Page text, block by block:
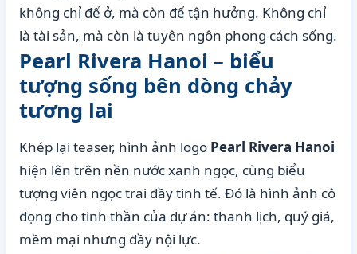
không chỉ để ở, mà còn để tận hưởng. Không chỉ
là tài sản, mà còn là tuyên ngôn phong cách sống.
Pearl Rivera Hanoi – biểu
tượng sống bên dòng chảy
tương lai
Khép lại teaser, hình ảnh logo Pearl Rivera Hanoi
hiện lên trên nền nước xanh ngọc, cùng biểu
tượng viên ngọc trai đầy tinh tế. Đó là hình ảnh cô
đọng cho tinh thần của dự án: thanh lịch, quý giá,
mềm mại nhưng đầy nội lực.